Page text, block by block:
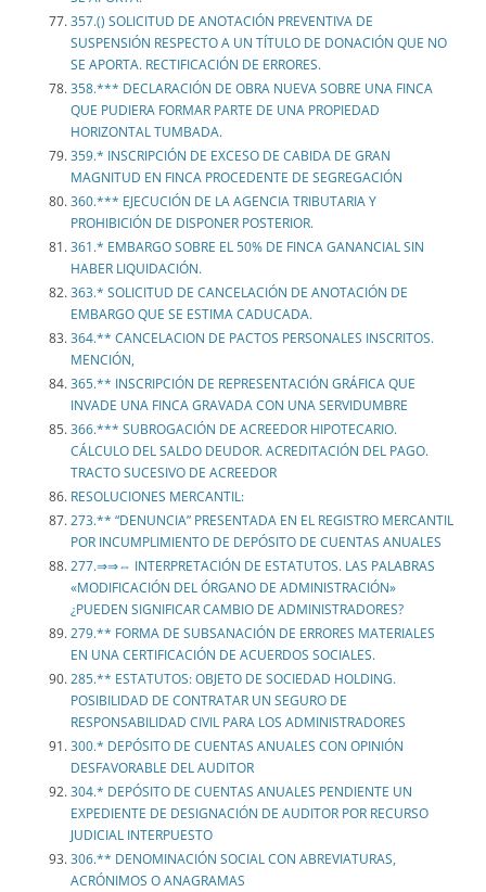
357.() SOLICITUD DE ANOTACIÓN PREVENTIVA DE
SUSPENSIÓN RESPECTO A UN TÍTULO DE DONACIÓN QUE NO
SE APORTA. RECTIFICACIÓN DE ERRORES.
358.*** DECLARACIÓN DE OBRA NUEVA SOBRE UNA FINCA
QUE PUDIERA FORMAR PARTE DE UNA PROPIEDAD
HORIZONTAL TUMBADA.
359.* INSCRIPCIÓN DE EXCESO DE CABIDA DE GRAN
MAGNITUD EN FINCA PROCEDENTE DE SEGREGACIÓN
360.*** EJECUCIÓN DE LA AGENCIA TRIBUTARIA Y
PROHIBICIÓN DE DISPONER POSTERIOR.
361.* EMBARGO SOBRE EL 50% DE FINCA GANANCIAL SIN
HABER LIQUIDACIÓN.
363.* SOLICITUD DE CANCELACIÓN DE ANOTACIÓN DE
EMBARGO QUE SE ESTIMA CADUCADA.
364.** CANCELACION DE PACTOS PERSONALES INSCRITOS.
MENCIÓN,
365.** INSCRIPCIÓN DE REPRESENTACIÓN GRÁFICA QUE
INVADE UNA FINCA GRAVADA CON UNA SERVIDUMBRE
366.*** SUBROGACIÓN DE ACREEDOR HIPOTECARIO.
CÁLCULO DEL SALDO DEUDOR. ACREDITACIÓN DEL PAGO.
TRACTO SUCESIVO DE ACREEDOR
RESOLUCIONES MERCANTIL:
273.** “DENUNCIA” PRESENTADA EN EL REGISTRO MERCANTIL
POR INCUMPLIMIENTO DE DEPÓSITO DE CUENTAS ANUALES
277.⇒⇒⇔ INTERPRETACIÓN DE ESTATUTOS. LAS PALABRAS
«MODIFICACIÓN DEL ÓRGANO DE ADMINISTRACIÓN»
¿PUEDEN SIGNIFICAR CAMBIO DE ADMINISTRADORES?
279.** FORMA DE SUBSANACIÓN DE ERRORES MATERIALES
EN UNA CERTIFICACIÓN DE ACUERDOS SOCIALES.
285.** ESTATUTOS: OBJETO DE SOCIEDAD HOLDING.
POSIBILIDAD DE CONTRATAR UN SEGURO DE
RESPONSABILIDAD CIVIL PARA LOS ADMINISTRADORES
300.* DEPÓSITO DE CUENTAS ANUALES CON OPINIÓN
DESFAVORABLE DEL AUDITOR
304.* DEPÓSITO DE CUENTAS ANUALES PENDIENTE UN
EXPEDIENTE DE DESIGNACIÓN DE AUDITOR POR RECURSO
JUDICIAL INTERPUESTO
306.** DENOMINACIÓN SOCIAL CON ABREVIATURAS,
ACRÓNIMOS O ANAGRAMAS